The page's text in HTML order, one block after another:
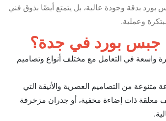
بورد بدقة وجودة عالية، بل يتمتع أيضًا بذوق فني
وعملية.
جبس بورد في جدة؟
واسعة في التعامل مع مختلف أنواع وتصاميم
من التصاميم العصرية والأنيقة التي
ذات إضاءة مخفية، أو جدران مزخرفة